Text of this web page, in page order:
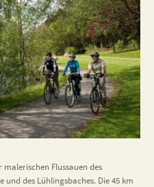
Flussauen des
und des Lühlingsbaches. Die 45 km